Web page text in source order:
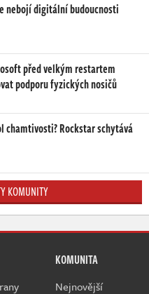
nebojí digitální budoucnosti
před velkým restartem
podporu fyzických nosičů
chamtivosti? Rockstar schytává
KOMUNITY
KOMUNITA
Nejnovější